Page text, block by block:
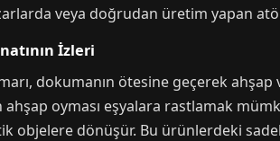
veya doğrudan üretim yapan
İzleri
dokumanın ötesine geçerek
oyması eşyalara rastlamak
objelere dönüşür. Bu ürünlerdeki